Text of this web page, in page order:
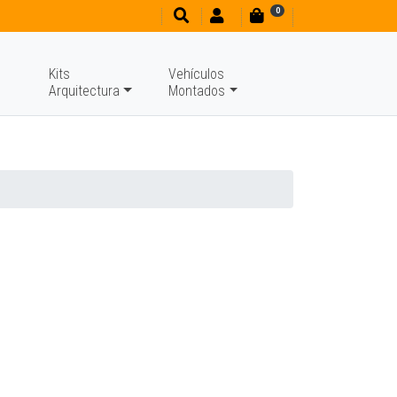
0
Kits
Arquitectura
Vehículos
Montados